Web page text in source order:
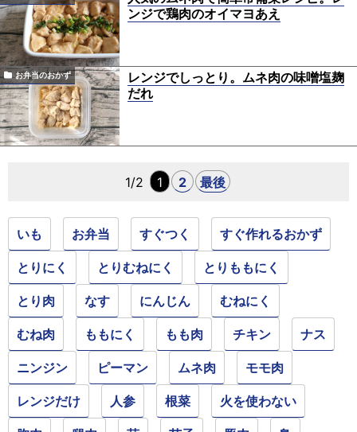
ンジで鶏肉のオイマヨあえ
お弁当のおかず
レンジでしっとり。ムネ肉の味噌塩麹
だれ
1/2 1 2 最後
いも お弁当 すぐつく すぐ作れるおかず
とりにく とりむねにく とりももにく
とり肉 なす にんじん むねにく
むね肉 ももにく もも肉 チキン ナス
ニンジン ピーマン ムネ肉 モモ肉
レンジだけ 人参 根菜 火を使わない